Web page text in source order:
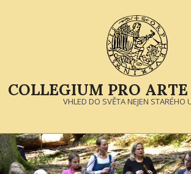
COLLEGIUM PRO
VHLED DO SVĚTA NEJEN STARÉHO
Primary
Navigation
Menu